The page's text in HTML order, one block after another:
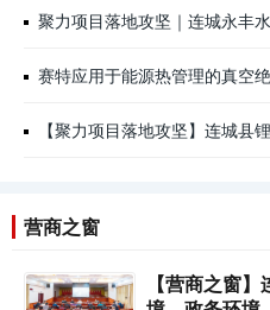
聚力项目落地攻坚｜连城永丰
营商之窗
【营商之窗